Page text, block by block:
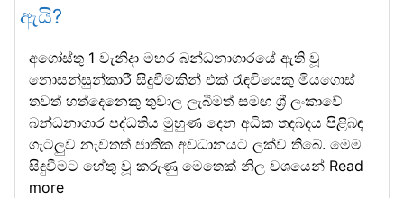
ඇයි?
අගෝස්තු 1 වැනිදා මහර බන්ධනාගාරයේ ඇති වූ
නොසන්සුන්කාරී සිදුවීමකින් එක් රැඳවියෙකු මියගොස්
තවත් හත්දෙනෙකු තුවාල ලැබීමත් සමඟ ශ්‍රී ලංකාවේ
බන්ධනාගාර පද්ධතිය මුහුණ දෙන අධික තදබදය පිළිබඳ
ගැටලුව නැවතත් ජාතික අවධානයට ලක්ව තිබේ. මෙම
සිදුවීමට හේතු වූ කරුණු මෙතෙක් නිල වශයෙන් Read
more